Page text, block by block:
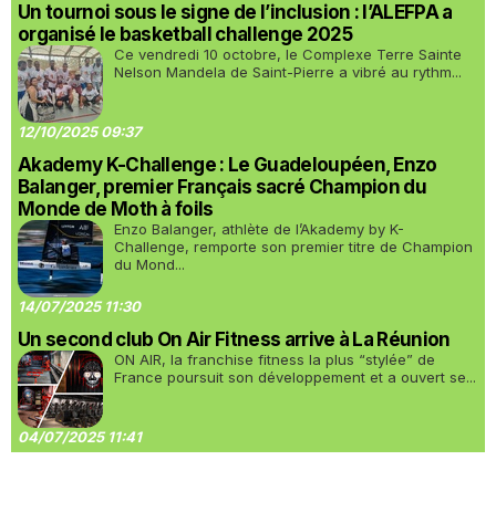
Un tournoi sous le signe de l’inclusion : l’ALEFPA a
organisé le basketball challenge 2025
Ce vendredi 10 octobre, le Complexe Terre Sainte
Nelson Mandela de Saint-Pierre a vibré au rythm...
12/10/2025 09:37
Akademy K-Challenge : Le Guadeloupéen, Enzo
Balanger, premier Français sacré Champion du
Monde de Moth à foils
Enzo Balanger, athlète de l’Akademy by K-
Challenge, remporte son premier titre de Champion
du Mond...
14/07/2025 11:30
Un second club On Air Fitness arrive à La Réunion
ON AIR, la franchise fitness la plus “stylée” de
France poursuit son développement et a ouvert se...
04/07/2025 11:41